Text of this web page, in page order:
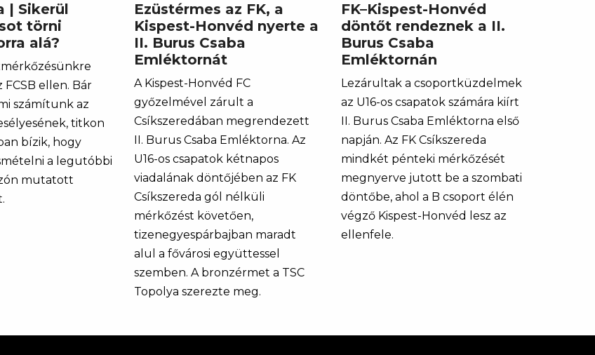
| Sikerül
törni
alá?
ellen. Bár
számítunk az
titkon
bízik, hogy
a legutóbbi
mutatott
Ezüstérmes az FK, a
Kispest-Honvéd nyerte a
II. Burus Csaba
Emléktornát
A Kispest-Honvéd FC
győzelmével zárult a
Csíkszeredában megrendezett
II. Burus Csaba Emléktorna. Az
U16-os csapatok kétnapos
viadalának döntőjében az FK
Csíkszereda gól nélküli
mérkőzést követően,
tizenegyespárbajban maradt
alul a fővárosi együttessel
szemben. A bronzérmet a TSC
Topolya szerezte meg.
FK–Kispest-Honvéd
döntőt rendeznek a II.
Burus Csaba
Emléktornán
Lezárultak a csoportküzdelmek
az U16-os csapatok számára kiírt
II. Burus Csaba Emléktorna első
napján. Az FK Csíkszereda
mindkét pénteki mérkőzését
megnyerve jutott be a szombati
döntőbe, ahol a B csoport élén
végző Kispest-Honvéd lesz az
ellenfele.